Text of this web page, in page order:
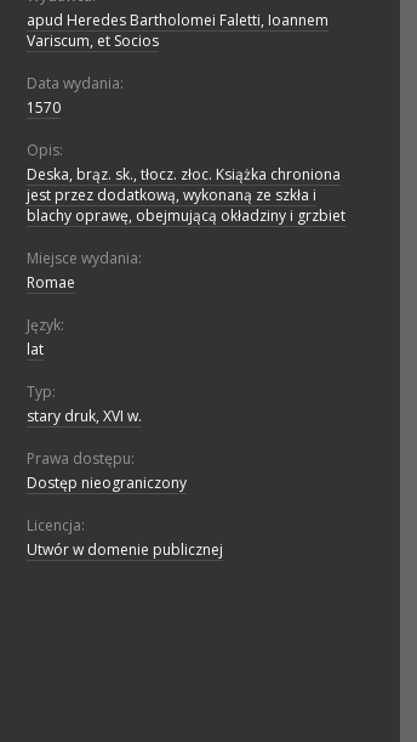
apud Heredes Bartholomei Faletti, Ioannem
Variscum, et Socios
Data wydania:
1570
Opis:
Deska, brąz. sk., tłocz. złoc. Książka chroniona
jest przez dodatkową, wykonaną ze szkła i
blachy oprawę, obejmującą okładziny i grzbiet
Miejsce wydania:
Romae
Język:
lat
Typ:
stary druk, XVI w.
Prawa dostępu:
Dostęp nieograniczony
Licencja:
Utwór w domenie publicznej